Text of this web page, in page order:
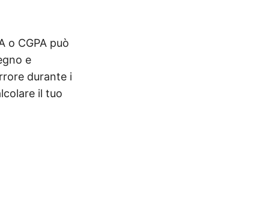
o CGPA può
e
durante i
il tuo